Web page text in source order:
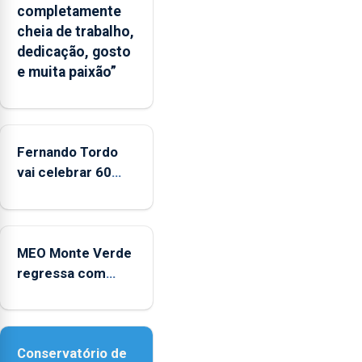
completamente
cheia de trabalho,
dedicação, gosto
e muita paixão”
Fernando Tordo
vai celebrar 60
no Coliseu
MEO Monte Verde
regressa com
acessibilidade
Conservatório de